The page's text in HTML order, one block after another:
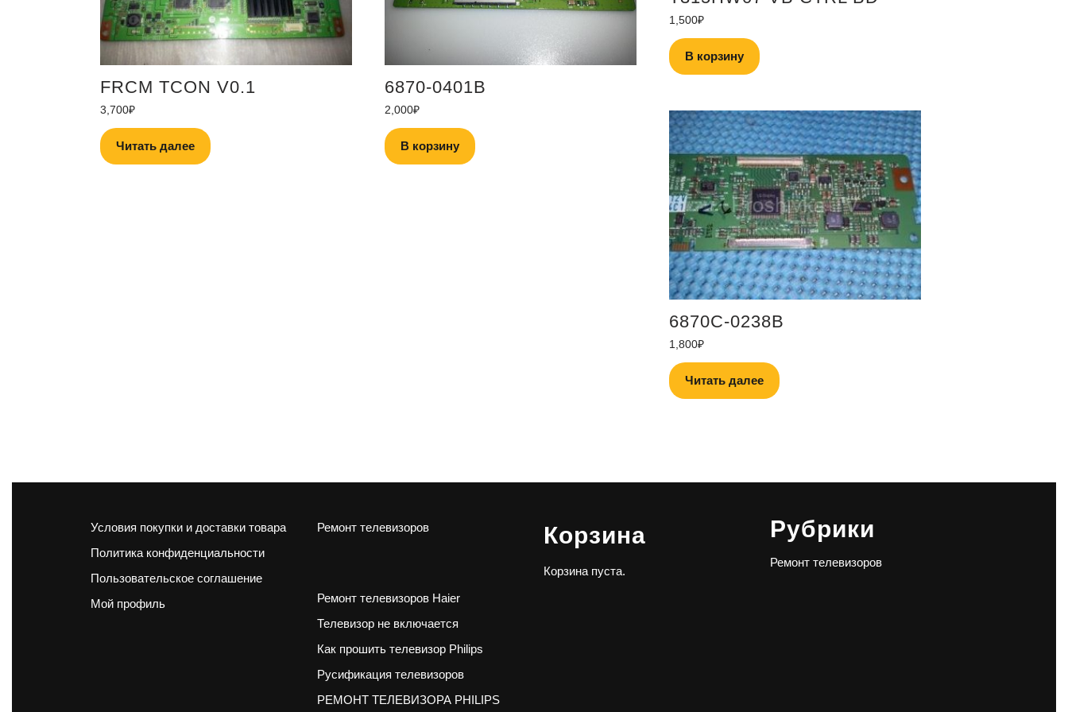
FRCM TCON V0.1
3,700₽
Читать далее
6870-0401B
2,000₽
В корзину
1,500₽
В корзину
6870C-0238B
1,800₽
Читать далее
Условия покупки и доставки товара
Политика конфиденциальности
Пользовательское соглашение
Мой профиль
Ремонт телевизоров
Ремонт телевизоров Haier
Телевизор не включается
Как прошить телевизор Philips
Русификация телевизоров
РЕМОНТ ТЕЛЕВИЗОРА PHILIPS
Корзина
Корзина пуста.
Рубрики
Ремонт телевизоров